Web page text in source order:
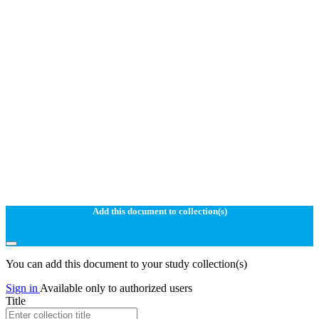
Add this document to collection(s)
You can add this document to your study collection(s)
Sign in Available only to authorized users
Title